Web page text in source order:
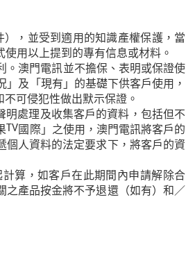
），並受到適用的知識產權保護，當
用以上提到的專有信息或材料。
。澳門電訊並不擔保、表明或保證使
」及「現有」的基礎下供客戶使用，
可侵犯性做出默示保證。
處理及收集客戶的資料，包括但不
TV國際」之使用，澳門電訊將客戶的
人資料的法定要求下，將客戶的資
算，如客戶在此期間內申請解除合
產品按金將不予退還（如有）和／